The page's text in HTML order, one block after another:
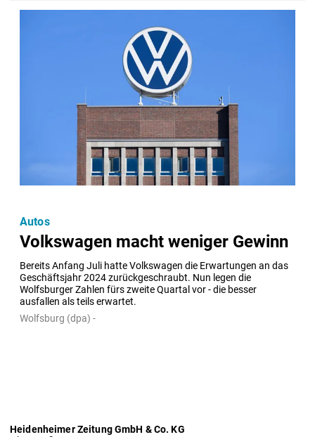
Volkswagen macht weniger Gewinn
Bereits Anfang Juli hatte Volkswagen die Erwartungen an das
Geschäftsjahr 2024 zurückgeschraubt. Nun legen die
Wolfsburger Zahlen fürs zweite Quartal vor - die besser
ausfallen als teils erwartet.
Autos
Wolfsburg (dpa) -
Heidenheimer Zeitung GmbH & Co. KG